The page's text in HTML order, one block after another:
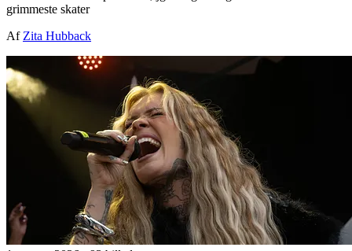
grimmeste skater
Af Zita Hubback